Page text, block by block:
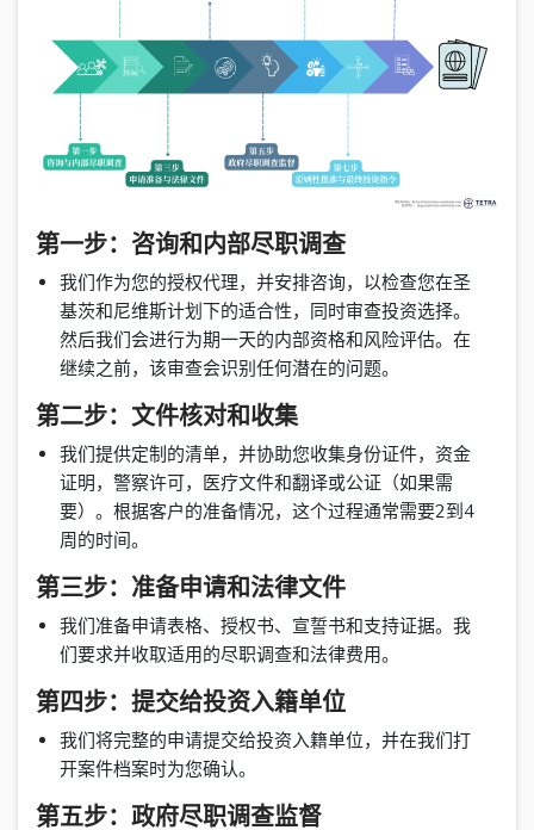
第一步：咨询和内部尽职调查
我们作为您的授权代理，并安排咨询，以检查您在圣
基茨和尼维斯计划下的适合性，同时审查投资选择。
然后我们会进行为期一天的内部资格和风险评估。在
继续之前，该审查会识别任何潜在的问题。
第二步：文件核对和收集
我们提供定制的清单，并协助您收集身份证件，资金
证明，警察许可，医疗文件和翻译或公证（如果需
要）。根据客户的准备情况，这个过程通常需要2到4
周的时间。
第三步：准备申请和法律文件
我们准备申请表格、授权书、宣誓书和支持证据。我
们要求并收取适用的尽职调查和法律费用。
第四步：提交给投资入籍单位
我们将完整的申请提交给投资入籍单位，并在我们打
开案件档案时为您确认。
第五步：政府尽职调查监督